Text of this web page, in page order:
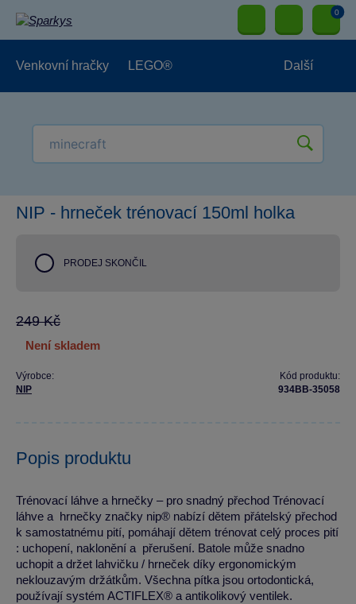
0
Venkovní hračky LEGO® Další
NIP - hrneček trénovací 150ml holka
PRODEJ SKONČIL
249 Kč
není skladem
Výrobce:
NIP
Kód produktu:
934BB-35058
Popis produktu
Trénovací láhve a hrnečky – pro snadný přechod Trénovací
láhve a hrnečky značky nip® nabízí dětem přátelský přechod
k samostatnému pití, pomáhají dětem trénovat celý proces pití
: uchopení, naklonění a přerušení. Batole může snadno
uchopit a držet lahvičku / hrneček díky ergonomickým
neklouzavým držátkům. Všechna pítka jsou ortodontická,
používají systém ACTIFLEX® a antikolikový ventilek.